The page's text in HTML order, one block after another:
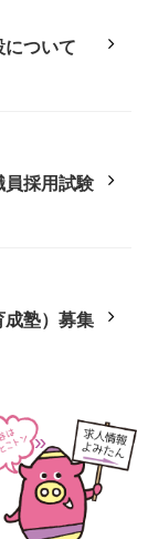
について
採用試験
塾）募集
»